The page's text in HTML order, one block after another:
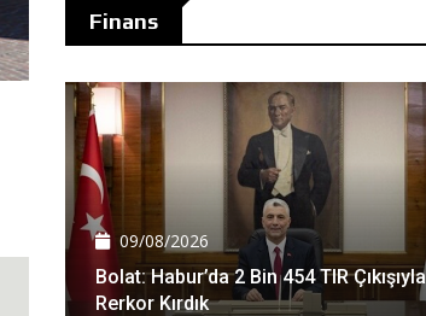
Finans
09/08/2026
Bolat: Habur’da 2 Bin 454 TIR Çıkışıyla
Rerkor Kırdık